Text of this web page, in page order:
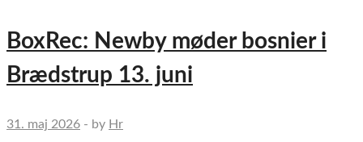
BoxRec: Newby møder bosnier i
Brædstrup 13. juni
31. maj 2026 - by Hr